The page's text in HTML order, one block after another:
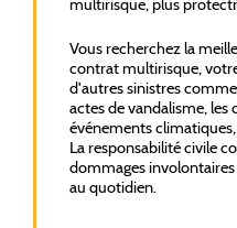
multirisque, plus
Vous recherchez la
contrat multirisque,
d'autres sinistres
actes de vandalisme, les
événements
La responsabilité civile
dommages
au quotidien.